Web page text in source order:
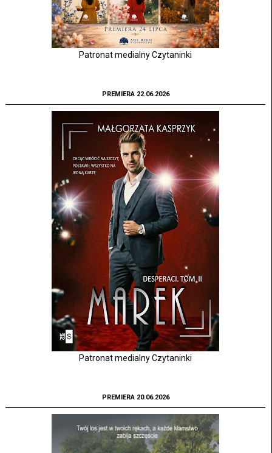
Patronat medialny Czytaninki
PREMIERA 22.06.2026
Patronat medialny Czytaninki
PREMIERA 20.06.2026